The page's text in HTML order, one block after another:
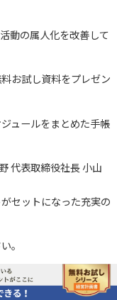
動の属人化を改善して
お試し資料をプレゼン
ュールをまとめた手帳
代表取締役社長 小山
セットになった充実の
。